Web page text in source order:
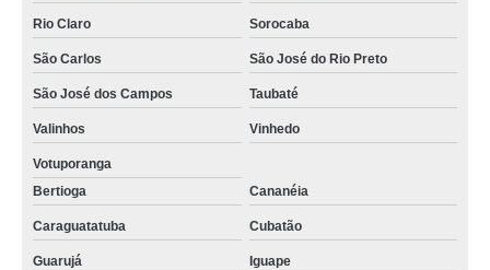
Rio Claro Sorocaba
São Carlos São José do Rio Preto
São José dos Campos Taubaté
Valinhos Vinhedo
Votuporanga
Bertioga
Cananéia
Caraguatatuba Cubatão
Guarujá Iguape